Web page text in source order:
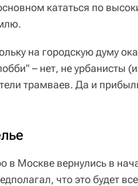
кататься по
на городскую думу
– нет, не урбанисты
трамваев. Да и
в Москве вернулись в
что это будет